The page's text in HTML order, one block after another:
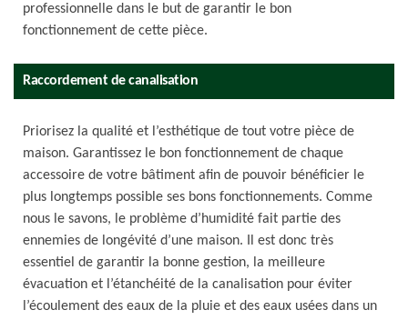
professionnelle dans le but de garantir le bon
fonctionnement de cette pièce.
Raccordement de canalisation
Priorisez la qualité et l’esthétique de tout votre pièce de
maison. Garantissez le bon fonctionnement de chaque
accessoire de votre bâtiment afin de pouvoir bénéficier le
plus longtemps possible ses bons fonctionnements. Comme
nous le savons, le problème d’humidité fait partie des
ennemies de longévité d’une maison. Il est donc très
essentiel de garantir la bonne gestion, la meilleure
évacuation et l’étanchéité de la canalisation pour éviter
l’écoulement des eaux de la pluie et des eaux usées dans un